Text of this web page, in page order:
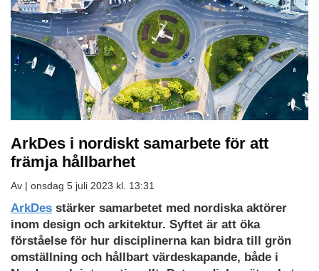
ArkDes i nordiskt samarbete för att
främja hållbarhet
Av | onsdag 5 juli 2023 kl. 13:31
ArkDes stärker samarbetet med nordiska aktörer
inom design och arkitektur. Syftet är att öka
förståelse för hur disciplinerna kan bidra till grön
omställning och hållbart värdeskapande, både i